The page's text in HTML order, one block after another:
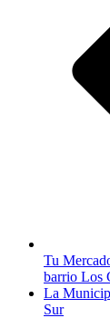
Tu
barrio Los
La
Sur